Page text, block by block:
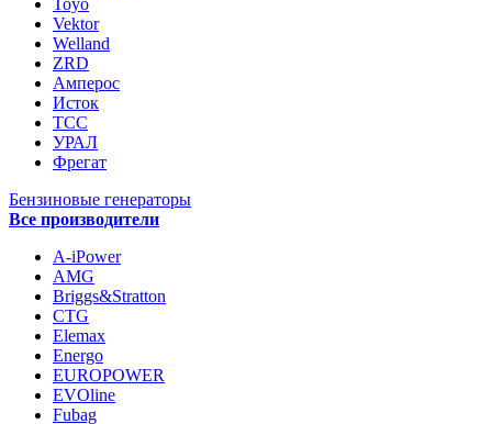
Toyo
Vektor
Welland
ZRD
Амперос
Исток
ТСС
УРАЛ
Фрегат
Бензиновые генераторы
Все производители
A-iPower
AMG
Briggs&Stratton
CTG
Elemax
Energo
EUROPOWER
EVOline
Fubag